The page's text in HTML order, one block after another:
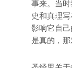
事来。当
史和真理
影响它自
是真的，